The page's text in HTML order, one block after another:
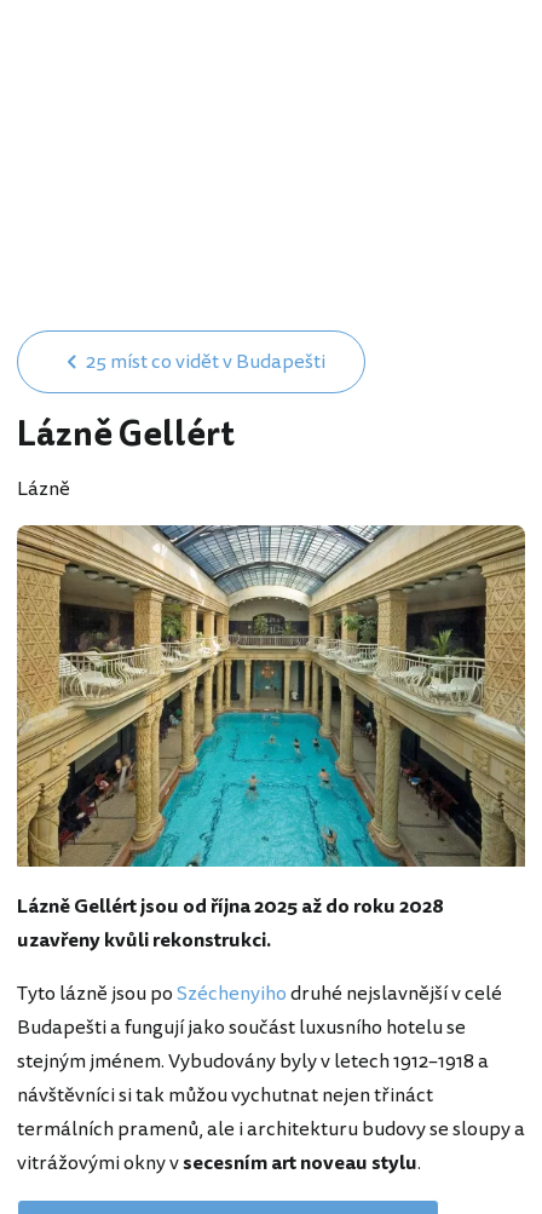
25 míst co vidět v Budapešti
Lázně Gellért
Lázně
Lázně Gellért jsou od října 2025 až do roku 2028
uzavřeny kvůli rekonstrukci.
Tyto lázně jsou poSzéchenyihodruhé nejslavnější v celé
Budapešti a fungují jako součást luxusního hotelu se
stejným jménem. Vybudovány byly v letech 1912–1918 a
návštěvníci si tak můžou vychutnat nejen třináct
termálních pramenů, ale i architekturu budovy se sloupy a
vitrážovými okny vsecesním art noveau stylu.